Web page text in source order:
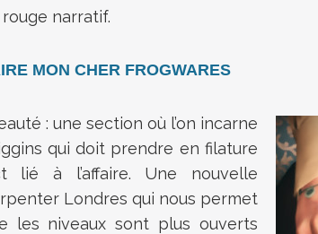
narratif.
MON CHER FROGWARES
: une section où l’on incarne
qui doit prendre en filature
lié à l’affaire. Une nouvelle
Londres qui nous permet
les niveaux sont plus ouverts